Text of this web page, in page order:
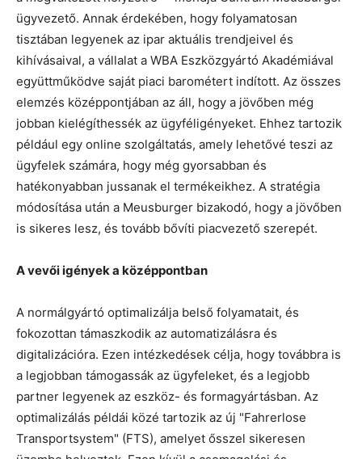
ügyvezető. Annak érdekében, hogy folyamatosan
tisztában legyenek az ipar aktuális trendjeivel és
kihívásaival, a vállalat a WBA Eszközgyártó Akadémiával
együttműködve saját piaci barométert indított. Az összes
elemzés középpontjában az áll, hogy a jövőben még
jobban kielégíthessék az ügyféligényeket. Ehhez tartozik
például egy online szolgáltatás, amely lehetővé teszi az
ügyfelek számára, hogy még gyorsabban és
hatékonyabban jussanak el termékeikhez. A stratégia
módosítása után a Meusburger bizakodó, hogy a jövőben
is sikeres lesz, és tovább bővíti piacvezető szerepét.
A vevői igények a középpontban
A normálgyártó optimalizálja belső folyamatait, és
fokozottan támaszkodik az automatizálásra és
digitalizációra. Ezen intézkedések célja, hogy továbbra is
a legjobban támogassák az ügyfeleket, és a legjobb
partner legyenek az eszköz- és formagyártásban. Az
optimalizálás példái közé tartozik az új "Fahrerlose
Transportsystem" (FTS), amelyet ősszel sikeresen